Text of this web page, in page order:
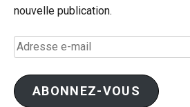
nouvelle publication.
Adresse
e-
mail
ABONNEZ-VOUS